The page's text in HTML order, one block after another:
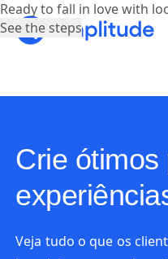
Crie
Veja tudo o que os
Ready to fall in love with
See the steps